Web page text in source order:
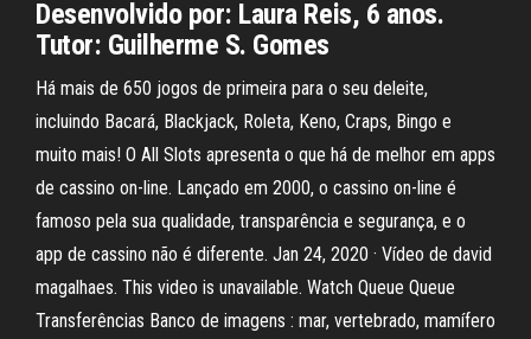
Desenvolvido por: Laura Reis, 6 anos.
Tutor: Guilherme S. Gomes
Há mais de 650 jogos de primeira para o seu deleite,
incluindo Bacará, Blackjack, Roleta, Keno, Craps, Bingo e
muito mais! O All Slots apresenta o que há de melhor em apps
de cassino on-line. Lançado em 2000, o cassino on-line é
famoso pela sua qualidade, transparência e segurança, e o
app de cassino não é diferente. Jan 24, 2020 · Vídeo de david
magalhaes. This video is unavailable. Watch Queue Queue
Transferências Banco de imagens : mar, vertebrado, mamífero